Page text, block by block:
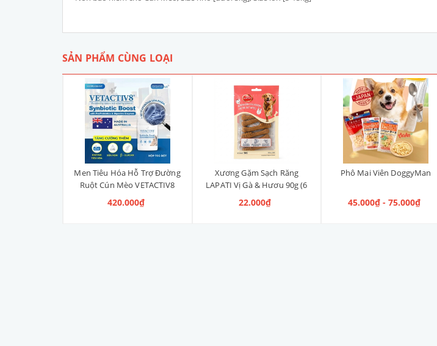
SẢN PHẨM CÙNG LOẠI
Men Tiêu Hóa Hỗ Trợ Đường
Ruột Cún Mèo VETACTIV8
Synbiotic Boost Úc 70g
420.000₫
Xương Gặm Sạch Răng
LAPATI Vị Gà & Hươu 90g (6
Xương)
22.000₫
Phô Mai Viên DoggyMan
45.000₫ - 75.000₫